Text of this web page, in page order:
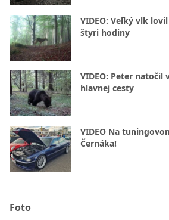
VIDEO: Veľký vlk
štyri hodiny
VIDEO: Peter natočil
hlavnej cesty
VIDEO Na
Černáka!
Foto